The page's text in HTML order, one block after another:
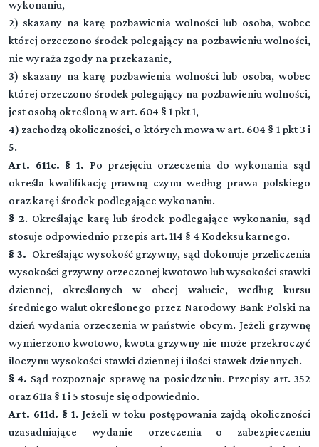
wykonaniu,
2) skazany na karę pozbawienia wolności lub osoba, wobec
której orzeczono środek polegający na pozbawieniu wolności,
nie wyraża zgody na przekazanie,
3) skazany na karę pozbawienia wolności lub osoba, wobec
której orzeczono środek polegający na pozbawieniu wolności,
jest osobą określoną w art. 604 § 1 pkt 1,
4) zachodzą okoliczności, o których mowa w art. 604 § 1 pkt 3 i
5.
Art. 611c. § 1. Po przejęciu orzeczenia do wykonania sąd
określa kwalifikację prawną czynu według prawa polskiego
oraz karę i środek podlegające wykonaniu.
§ 2. Określając karę lub środek podlegające wykonaniu, sąd
stosuje odpowiednio przepis art. 114 § 4 Kodeksu karnego.
§ 3. Określając wysokość grzywny, sąd dokonuje przeliczenia
wysokości grzywny orzeczonej kwotowo lub wysokości stawki
dziennej, określonych w obcej walucie, według kursu
średniego walut określonego przez Narodowy Bank Polski na
dzień wydania orzeczenia w państwie obcym. Jeżeli grzywnę
wymierzono kwotowo, kwota grzywny nie może przekroczyć
iloczynu wysokości stawki dziennej i ilości stawek dziennych.
§ 4. Sąd rozpoznaje sprawę na posiedzeniu. Przepisy art. 352
oraz 611a § 1 i 5 stosuje się odpowiednio.
Art. 611d. § 1. Jeżeli w toku postępowania zajdą okoliczności
uzasadniające wydanie orzeczenia o zabezpieczeniu
Kodeks postępowania karnego
Dział I (art. 1-23)
Przepisy wstępne
Przeczytaj zawartość działu
Dział II (art. -)
Sąd
▼
Rozdział 1 (art. 24 - 39)
Właściwość i skład sądu
Strony, obrońcy, pełnomocnicy, przedstawiciel społeczny
▼